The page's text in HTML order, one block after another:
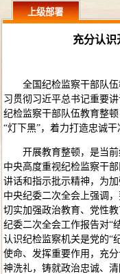
上级部署
充分认识
全国纪检监察干部队
习贯彻习近平总书记重要
纪检监察干部队伍教育整
“灯下黑”，着力打造忠诚
开展教育整顿，是当
中央高度重视纪检监察干
讲话和指示批示精神，为
中央纪委二次全会上强调
切实加强政治教育、党性
纪委二次全会工作报告对“
认识纪检监察机关是党的“
使命、发挥重要作用，充
神洗礼，铸就政治忠诚、